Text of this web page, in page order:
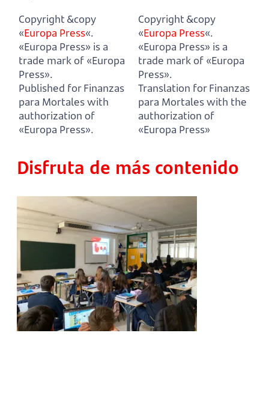
Copyright &copy
«Europa Press«.
«Europa Press» is a
trade mark of «Europa
Press».
Published for Finanzas
para Mortales with
authorization of
«Europa Press».
Copyright &copy
«Europa Press«.
«Europa Press» is a
trade mark of «Europa
Press».
Translation for Finanzas
para Mortales with the
authorization of
«Europa Press»
Disfruta de más contenido